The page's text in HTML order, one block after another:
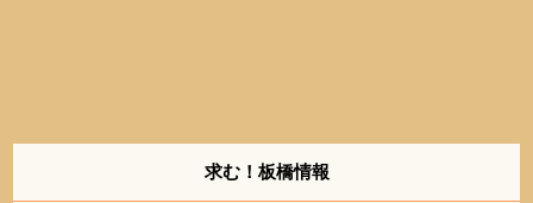
求む！板橋情報